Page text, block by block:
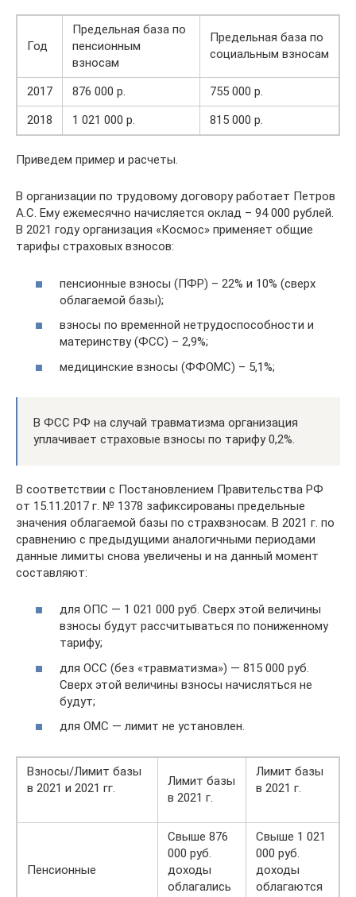
Год
Предельная база по
пенсионным
взносам
Предельная база по
социальным взносам
2017 876 000 р.
755 000 р.
2018
1 021 000 р. 815 000 р.
Приведем пример и расчеты.
В организации по трудовому договору работает Петров
А.С. Ему ежемесячно начисляется оклад – 94 000 рублей.
В 2021 году организация «Космос» применяет общие
тарифы страховых взносов:
пенсионные взносы (ПФР) – 22% и 10% (сверх
облагаемой базы);
взносы по временной нетрудоспособности и
материнству (ФСС) – 2,9%;
медицинские взносы (ФФОМС) – 5,1%;
В ФСС РФ на случай травматизма организация
уплачивает страховые взносы по тарифу 0,2%.
В соответствии с Постановлением Правительства РФ
от 15.11.2017 г. № 1378 зафиксированы предельные
значения облагаемой базы по страхвзносам. В 2021 г. по
сравнению с предыдущими аналогичными периодами
данные лимиты снова увеличены и на данный момент
составляют:
для ОПС — 1 021 000 руб. Сверх этой величины
взносы будут рассчитываться по пониженному
тарифу;
для ОСС (без «травматизма») — 815 000 руб.
Сверх этой величины взносы начисляться не
будут;
для ОМС — лимит не установлен.
Взносы/Лимит базы
в 2021 и 2021 гг.
Лимит базы
в 2021 г.
Лимит базы
в 2021 г.
Пенсионные
Свыше 876
000 руб.
доходы
облагались
Свыше 1 021
000 руб.
доходы
облагаются